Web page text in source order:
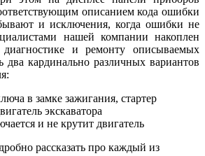
описанием кода ошибки
и исключения, когда ошибки не
нашей компании накоплен
и ремонту описываемых
два кардинально различных вариантов
в замке зажигания, стартер
экскаватора
и не крутит двигатель
рассказать про каждый из